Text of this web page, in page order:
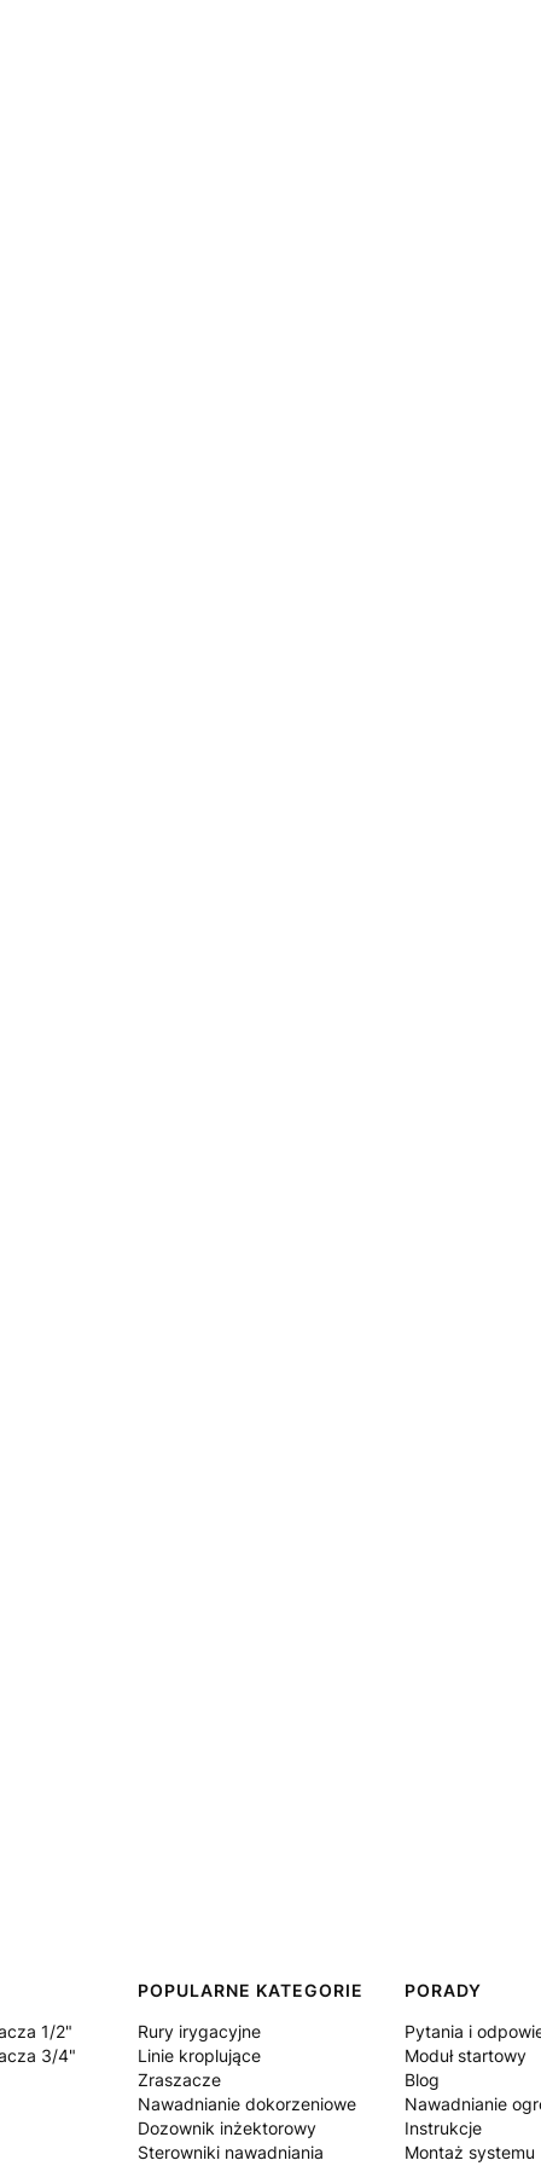
1/2"
3/4"
POPULARNE KATEGORIE
Rury irygacyjne
Linie kroplujące
Zraszacze
Nawadnianie dokorzeniowe
Dozownik inżektorowy
Sterowniki nawadniania
PORADY
Pytania i
Moduł startowy
Blog
Nawadnianie
Instrukcje
Montaż